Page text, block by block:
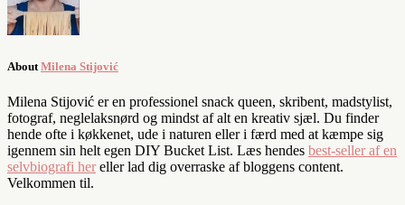
About Milena Stijović
Milena Stijović er en professionel snack queen, skribent, madstylist,
fotograf, neglelaksnørd og mindst af alt en kreativ sjæl. Du finder
hende ofte i køkkenet, ude i naturen eller i færd med at kæmpe sig
igennem sin helt egen DIY Bucket List. Læs hendes best-seller af en
selvbiografi her eller lad dig overraske af bloggens content.
Velkommen til.